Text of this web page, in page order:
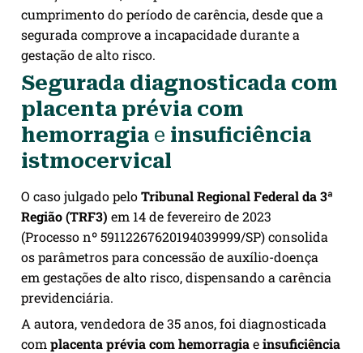
cumprimento do período de carência, desde que a
segurada comprove a incapacidade durante a
gestação de alto risco.
Segurada diagnosticada com
placenta prévia com
hemorragia e insuficiência
istmocervical
O caso julgado peloTribunalRegional Federal da 3ª
Região (TRF3) em 14 de fevereiro de 2023
(Processo nº 59112267620194039999/SP) consolida
os parâmetros para concessão de auxílio-doença
em gestações de alto risco, dispensando a carência
previdenciária.
A autora, vendedora de 35 anos, foi diagnosticada
com placenta prévia com hemorragiaeinsuficiência